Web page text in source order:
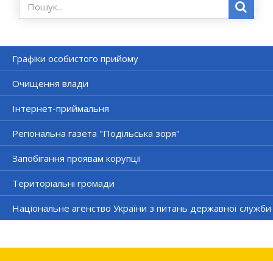
Графіки особистого прийому
Очищення влади
Інтернет-приймальня
Регіональна газета "Подільська зоря"
Запобігання проявам корупції
Територіальні громади
Національне агенство України з питань державної служби